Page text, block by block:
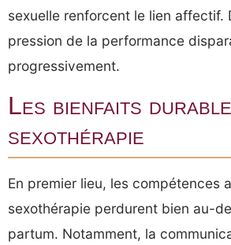
sexuelle renforcent le lien affectif.
pression de la performance
progressivement.
Les bienfaits
sexothérapie
En premier lieu, les compétences
sexothérapie perdurent bien au-
partum. Notamment, la